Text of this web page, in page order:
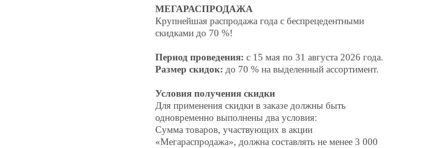
МЕГАРАСПРОДАЖА
Крупнейшая распродажа года с беспрецедентными
скидками до 70 %!
Период проведения: с 15 мая по 31 августа 2026 года.
Размер скидок: до 70 % на выделенный ассортимент.
Условия получения скидки
Для применения скидки в заказе должны быть
одновременно выполнены два условия:
Сумма товаров, участвующих в акции
«Мегараспродажа», должна составлять не менее 3 000